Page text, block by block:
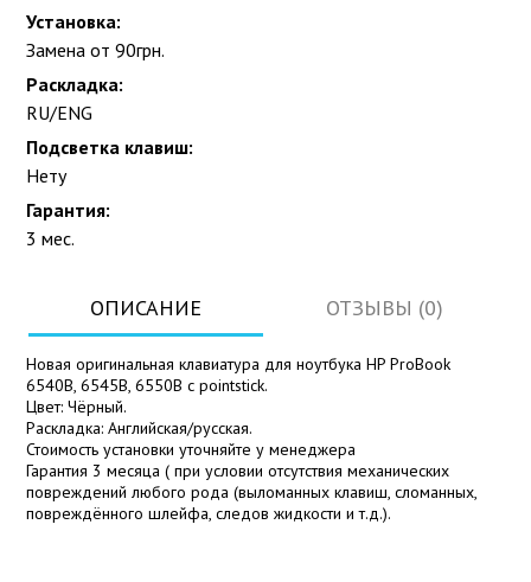
Установка:
Замена от 90грн.
Раскладка:
RU/ENG
Подсветка клавиш:
Нету
Гарантия:
3 мес.
ОПИСАНИЕ ОТЗЫВЫ (0)
Новая оригинальная клавиатура для ноутбука HP ProBook
6540B, 6545B, 6550B с pointstick.
Цвет: Чёрный.
Раскладка: Английская/русская.
Стоимость установки уточняйте у менеджера
Гарантия 3 месяца ( при условии отсутствия механических
повреждений любого рода (выломанных клавиш, сломанных,
повреждённого шлейфа, следов жидкости и т.д.).